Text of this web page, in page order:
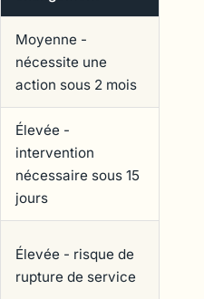
Moyenne -
nécessite une
action sous 2 mois
Élevée -
intervention
nécessaire sous 15
jours
Élevée - risque de
rupture de service